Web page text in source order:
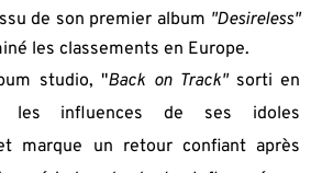
de son premier album
"Desireless"
les classements en Europe.
studio, "Back on Track" sorti en
les influences de ses idoles
et marque un retour confiant après